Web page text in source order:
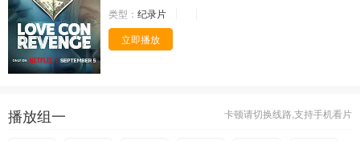
类型： 纪录片
立即播放
卡顿请切换线路,支持手机看片
播放组一